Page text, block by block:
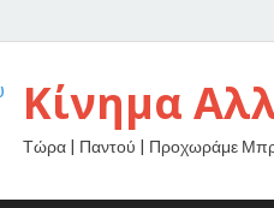
Κίνημα
Τώρα | Παντού | Προχωράμε